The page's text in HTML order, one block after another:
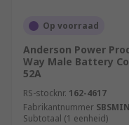
Op voorraad
Anderson Power
Way Male Battery
52A
RS-stocknr. 162-4617
Fabrikantnummer
Subtotaal (1 eenheid)